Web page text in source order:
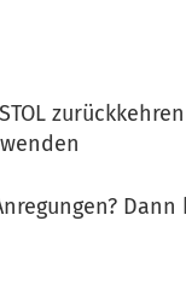
zurückkehren